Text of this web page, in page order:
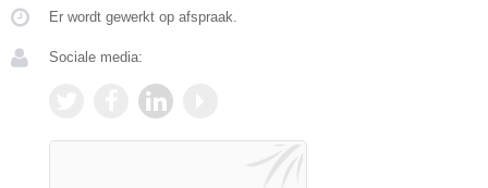
Er wordt gewerkt op afspraak.
Sociale media: